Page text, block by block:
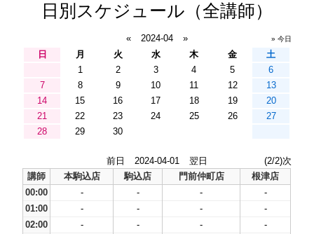
日別スケジュール（全講師）
« 2024-04 » » 今日
日 月 火 水 木 金
土
1
2 3 4 5
6
7
8 9 10 11 12
13
14
15 16 17 18 19
20
21
22 23 24 25 26
27
28
29 30
前日 2024-04-01 翌日
(2/2)次
講師
本駒込店 駒込店 門前仲町店
根津店
00:00
- - -
-
01:00
- - -
-
02:00
- - -
-